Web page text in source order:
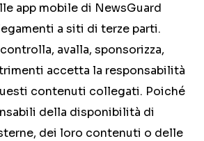
app mobile di NewsGuard
a siti di terze parti.
avalla, sponsorizza,
accetta la responsabilità
contenuti collegati. Poiché
della disponibilità di
dei loro contenuti o delle